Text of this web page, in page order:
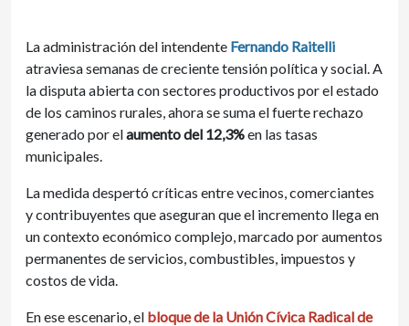
La administración del intendente Fernando Raitelli
atraviesa semanas de creciente tensión política y social. A
la disputa abierta con sectores productivos por el estado
de los caminos rurales, ahora se suma el fuerte rechazo
generado por elaumento del 12,3%en las tasas
municipales.
La medida despertó críticas entre vecinos, comerciantes
y contribuyentes que aseguran que el incremento llega en
un contexto económico complejo, marcado por aumentos
permanentes de servicios, combustibles, impuestos y
costos de vida.
En ese escenario, el bloque de la Unión Cívica Radical de